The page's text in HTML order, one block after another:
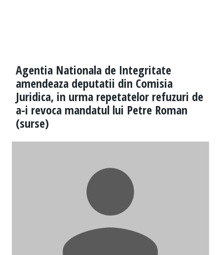
Agentia Nationala de Integritate
amendeaza deputatii din Comisia
Juridica, in urma repetatelor refuzuri de
a-i revoca mandatul lui Petre Roman
(surse)